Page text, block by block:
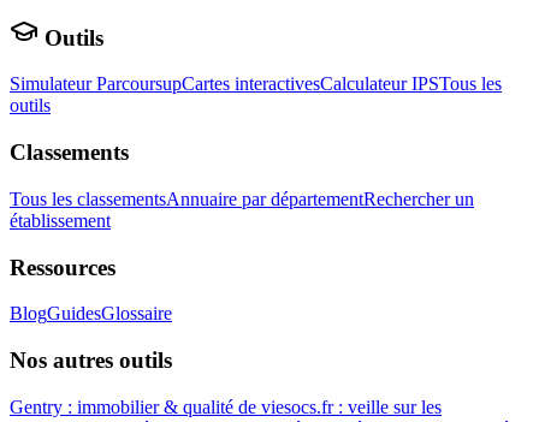
Outils
Simulateur ParcoursupCartes interactivesCalculateur IPSTous les
outils
Classements
Tous les classementsAnnuaire par départementRechercher un
établissement
Ressources
BlogGuidesGlossaire
Nos autres outils
Gentry : immobilier & qualité de viesocs.fr : veille sur les